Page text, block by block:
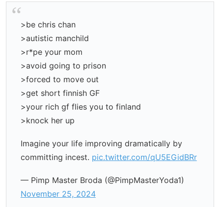
>be chris chan
>autistic manchild
>r*pe your mom
>avoid going to prison
>forced to move out
>get short finnish GF
>your rich gf flies you to finland
>knock her up
Imagine your life improving dramatically by
committing incest. pic.twitter.com/qU5EGidBRr
— Pimp Master Broda (@PimpMasterYoda1)
November 25, 2024